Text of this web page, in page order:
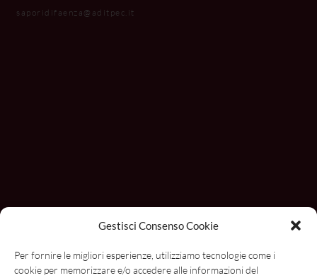
Gestisci Consenso Cookie
Per fornire le migliori esperienze, utilizziamo tecnologie come i
cookie per memorizzare e/o accedere alle informazioni del
saporidifaenza@aditpec.it
Con il contributo di